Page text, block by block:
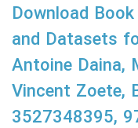
Download
and Datasets
Antoine Daina,
Vincent Zoete,
3527348395,